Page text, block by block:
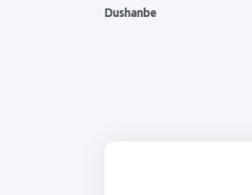
Dushanbe